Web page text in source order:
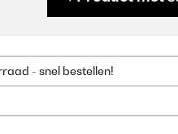
- snel bestellen!